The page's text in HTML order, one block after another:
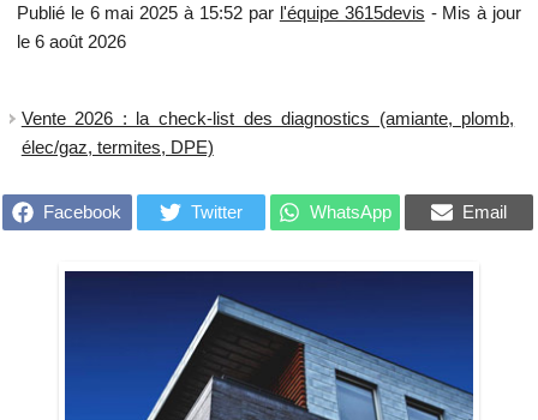
Publié le 6 mai 2025 à 15:52 par l'équipe 3615devis - Mis à jour
le 6 août 2026
Vente 2026 : la check-list des diagnostics (amiante, plomb,
élec/gaz, termites, DPE)
Facebook Twitter WhatsApp Email